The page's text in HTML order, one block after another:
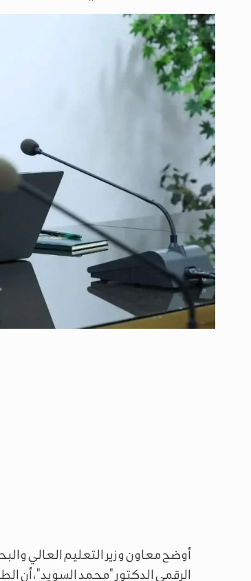
أوضح معاون وزير التعليم العالي
الرقمي الدكتور "محمد السويد"، أن